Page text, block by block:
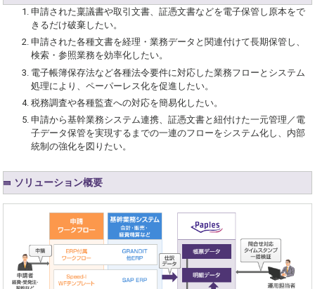
申請された稟議書や取引文書、証憑文書などを電子保管し原本をで
きるだけ破棄したい。
申請された各種文書を経理・業務データと関連付けて長期保管し、
検索・参照業務を効率化したい。
電子帳簿保存法など各種法令要件に対応した業務フローとシステム
処理により、ペーパーレス化を促進したい。
税務調査や各種監査への対応を簡易化したい。
申請から基幹業務システム連携、証憑文書と紐付けた一元管理／電
子データ保管を実現するまでの一連のフローをシステム化し、内部
統制の強化を図りたい。
ソリューション概要